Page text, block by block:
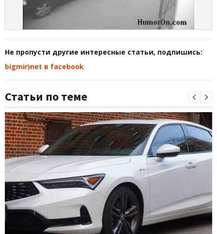
Не пропусти другие интересные статьи, подпишись:
bigmir)net в facebook
Статьи по теме